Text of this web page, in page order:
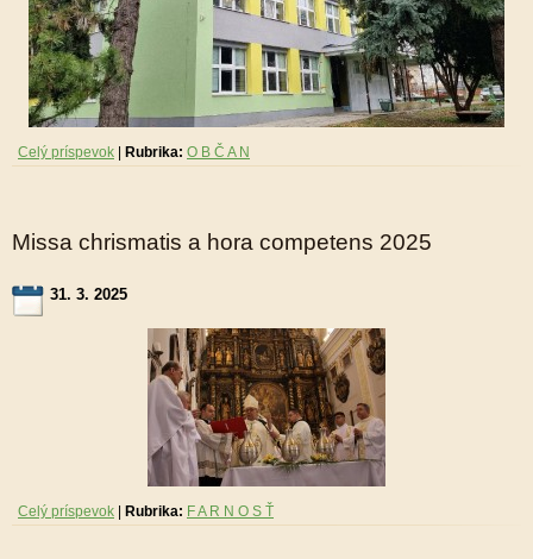
Celý príspevok Rubrika: O B Č A N
Missa chrismatis a hora competens 2025
31. 3. 2025
Celý príspevok Rubrika: F A R N O S Ť